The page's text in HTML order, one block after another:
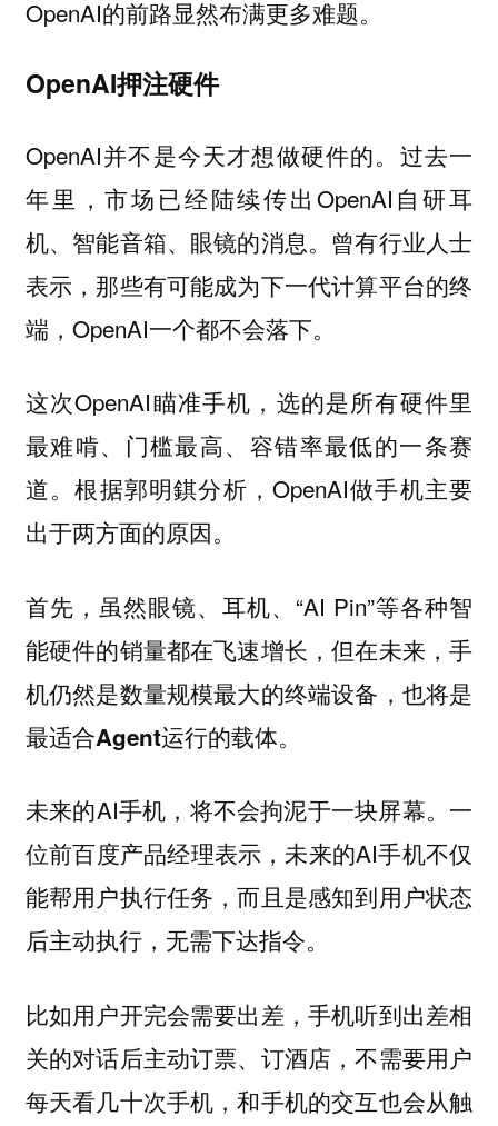
OpenAI的前路显然布满更多难题。
OpenAI押注硬件
OpenAI并不是今天才想做硬件的。过去一
年里，市场已经陆续传出OpenAI自研耳
机、智能音箱、眼镜的消息。曾有行业人士
表示，那些有可能成为下一代计算平台的终
端，OpenAI一个都不会落下。
这次OpenAI瞄准手机，选的是所有硬件里
最难啃、门槛最高、容错率最低的一条赛
道。根据郭明錤分析，OpenAI做手机主要
出于两方面的原因。
首先，虽然眼镜、耳机、“AI Pin”等各种智
能硬件的销量都在飞速增长，但在未来，手
机仍然是数量规模最大的终端设备，也将是
最适合Agent运行的载体。
未来的AI手机，将不会拘泥于一块屏幕。一
位前百度产品经理表示，未来的AI手机不仅
能帮用户执行任务，而且是感知到用户状态
后主动执行，无需下达指令。
比如用户开完会需要出差，手机听到出差相
关的对话后主动订票、订酒店，不需要用户
每天看几十次手机，和手机的交互也会从触